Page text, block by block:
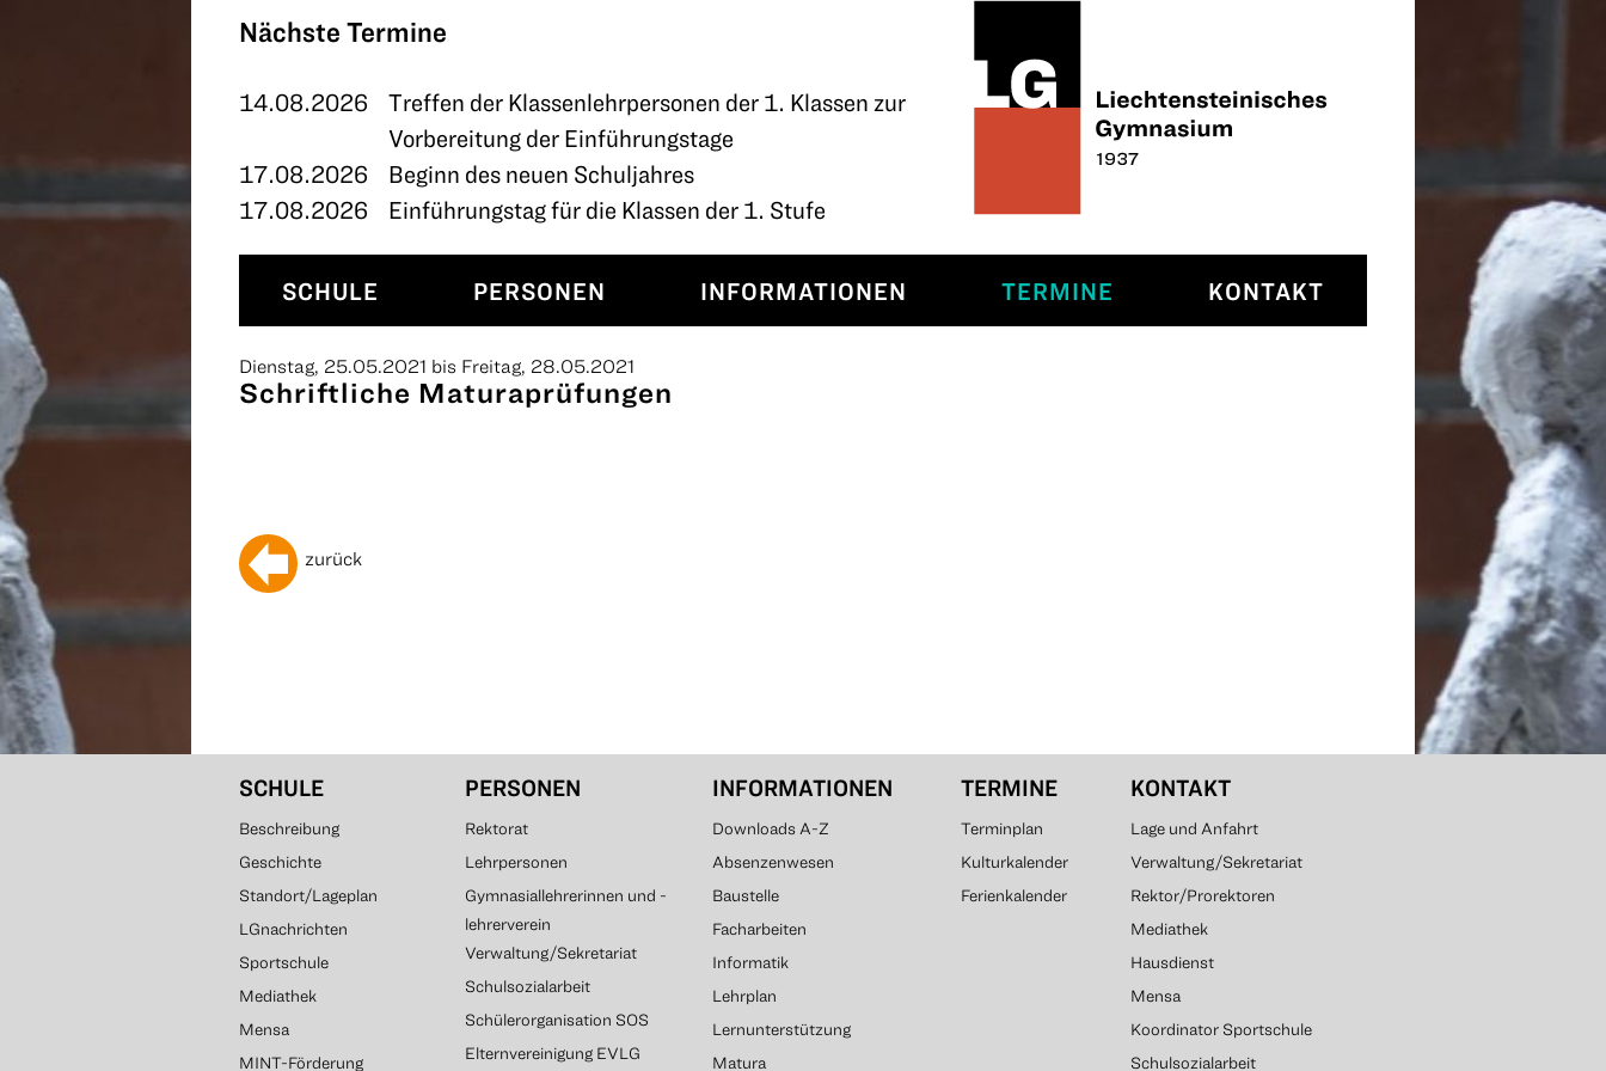
Nächste Termine
14.08.2026
Treffen der Klassenlehrpersonen der 1. Klassen zur
Vorbereitung der Einführungstage
17.08.2026
Beginn des neuen Schuljahres
17.08.2026
Einführungstag für die Klassen der 1. Stufe
SCHULE PERSONEN INFORMATIONEN TERMINE KONTAKT
Dienstag, 25.05.2021 bis Freitag, 28.05.2021
Schriftliche Maturaprüfungen
zurück
SCHULE
Beschreibung
Geschichte
Standort/Lageplan
LGnachrichten
Sportschule
Mediathek
Mensa
MINT-Förderung
PERSONEN
Rektorat
Lehrpersonen
Gymnasiallehrerinnen und -
lehrerverein
Verwaltung/Sekretariat
Schulsozialarbeit
Schülerorganisation SOS
Elternvereinigung EVLG
INFORMATIONEN
Downloads A-Z
Absenzenwesen
Baustelle
Facharbeiten
Informatik
Lehrplan
Lernunterstützung
Matura
TERMINE
Terminplan
Kulturkalender
Ferienkalender
KONTAKT
Lage und Anfahrt
Verwaltung/Sekretariat
Rektor/Prorektoren
Mediathek
Hausdienst
Mensa
Koordinator Sportschule
Schulsozialarbeit